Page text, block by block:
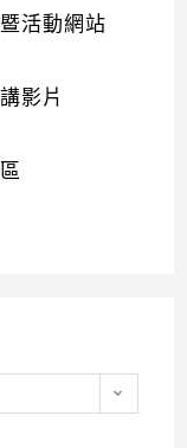
活動網站
影片